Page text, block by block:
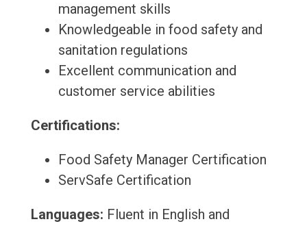
management skills
Knowledgeable in food safety and
sanitation regulations
Excellent communication and
customer service abilities
Certifications:
Food Safety Manager Certification
ServSafe Certification
Languages: Fluent in English and